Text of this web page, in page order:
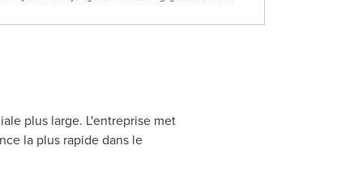
plus large. L'entreprise met
la plus rapide dans le